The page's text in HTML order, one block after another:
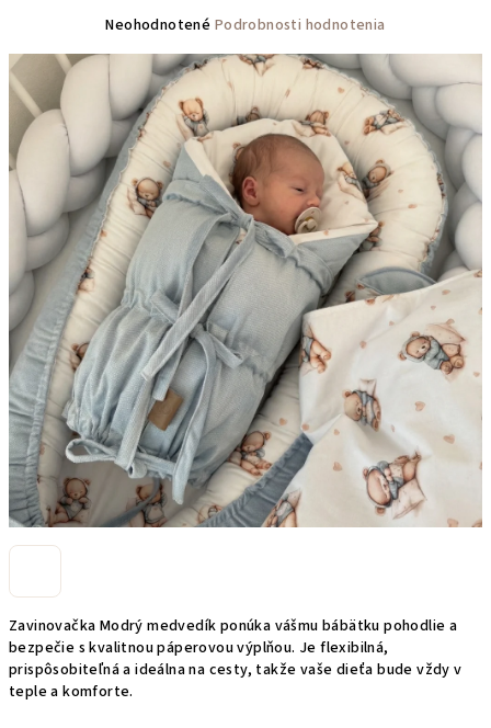
Zavinovačka Modrý medvedík ponúka vášmu bábätku pohodlie a
bezpečie s kvalitnou páperovou výplňou. Je flexibilná,
prispôsobiteľná a ideálna na cesty, takže vaše dieťa bude vždy v
teple a komforte.
produktu
je
0,0
5
hviezdičiek.
Neohodnotené Podrobnosti hodnotenia